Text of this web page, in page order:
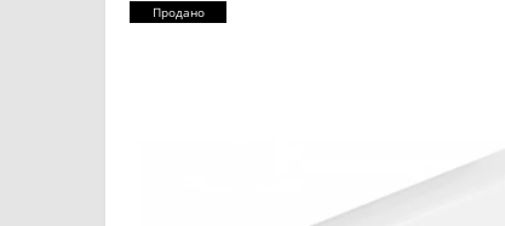
Продано